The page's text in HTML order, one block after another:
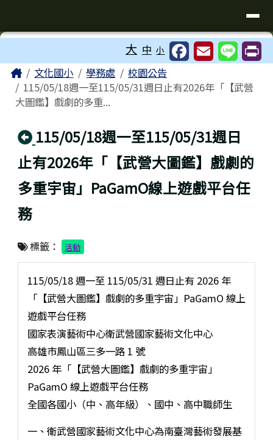
⏸
大 中 小
主內容區域
Home文化國小 學務處
校園公告
115/05/18週一至115/05/31週日止有2026年「【武營
大圖鑑】戲劇的多重...
回上頁
115/05/18週一至115/05/31週日
止有2026年「【武營大圖鑑】戲劇的
多重宇宙」PaGamO線上遊戲平台任
務
標籤： 活動
115/05/18 週一至 115/05/31 週日止有 2026 年
「【武營大圖鑑】戲劇的多重宇宙」PaGamO 線上
遊戲平台任務
國家表演藝術中心衛武營國家藝術文化中心
高雄市鳳山區三多一路 1 號
2026 年「【武營大圖鑑】戲劇的多重宇宙」
PaGamO 線上遊戲平台任務
全國各國小（中、高年級）、國中、高中職師生
一、衛武營國家藝術文化中心為南臺灣藝術發展基
頁尾區域